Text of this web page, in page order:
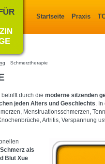
Startseite Praxis
Schmerztherapie
durch die moderne sitzenden
jeden Alters und Geschlechts.
Menstruationsschmerzen,
Artritis, Verspannung
Schmerz als
Blut Xue